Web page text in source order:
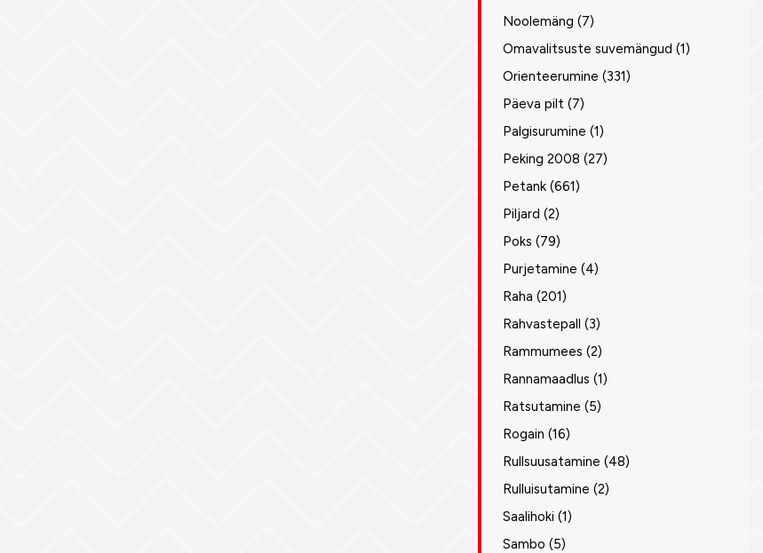
Noolemäng (7)
Omavalitsuste suvemängud (1)
Orienteerumine (331)
Päeva pilt (7)
Palgisurumine (1)
Peking 2008 (27)
Petank (661)
Piljard (2)
Poks (79)
Purjetamine (4)
Raha (201)
Rahvastepall (3)
Rammumees (2)
Rannamaadlus (1)
Ratsutamine (5)
Rogain (16)
Rullsuusatamine (48)
Rulluisutamine (2)
Saalihoki (1)
Sambo (5)